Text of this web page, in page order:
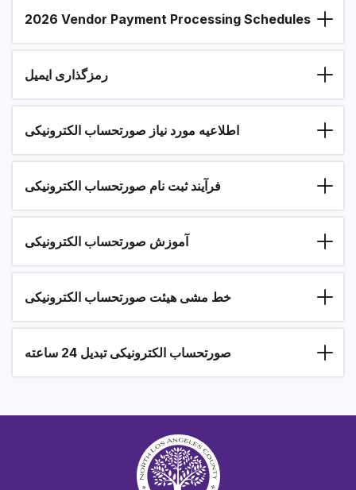
2026 Vendor Payment Processing Schedules
رمزگذاری ایمیل
اطلاعیه مورد نیاز صورتحساب الکترونیکی
فرآیند ثبت نام صورتحساب الکترونیکی
آموزش صورتحساب الکترونیکی
خط مشی هیئت صورتحساب الکترونیکی
صورتحساب الکترونیکی تبدیل 24 ساعته